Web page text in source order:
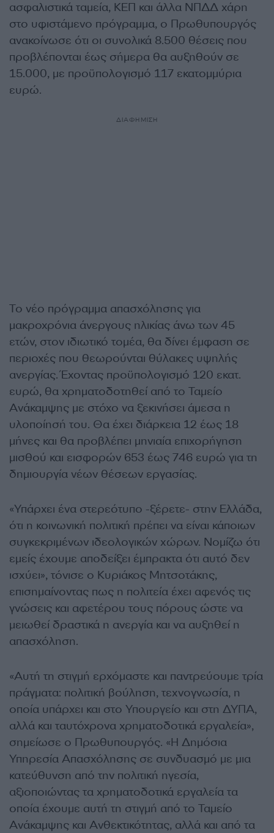
ασφαλιστικά ταμεία, ΚΕΠ και άλλα ΝΠΔΔ χάρη
στο υφιστάμενο πρόγραμμα, ο Πρωθυπουργός
ανακοίνωσε ότι οι συνολικά 8.500 θέσεις που
προβλέπονται έως σήμερα θα αυξηθούν σε
15.000, με προϋπολογισμό 117 εκατομμύρια
ευρώ.
ΔΙΑΦΗΜΙΣΗ
Το νέο πρόγραμμα απασχόλησης για
μακροχρόνια άνεργους ηλικίας άνω των 45
ετών, στον ιδιωτικό τομέα, θα δίνει έμφαση σε
περιοχές που θεωρούνται θύλακες υψηλής
ανεργίας. Έχοντας προϋπολογισμό 120 εκατ.
ευρώ, θα χρηματοδοτηθεί από το Ταμείο
Ανάκαμψης με στόχο να ξεκινήσει άμεσα η
υλοποίησή του. Θα έχει διάρκεια 12 έως 18
μήνες και θα προβλέπει μηνιαία επιχορήγηση
μισθού και εισφορών 653 έως 746 ευρώ για τη
δημιουργία νέων θέσεων εργασίας.
«Υπάρχει ένα στερεότυπο -ξέρετε- στην Ελλάδα,
ότι η κοινωνική πολιτική πρέπει να είναι κάποιων
συγκεκριμένων ιδεολογικών χώρων. Νομίζω ότι
εμείς έχουμε αποδείξει έμπρακτα ότι αυτό δεν
ισχύει», τόνισε ο Κυριάκος Μητσοτάκης,
επισημαίνοντας πως η πολιτεία έχει αφενός τις
γνώσεις και αφετέρου τους πόρους ώστε να
μειωθεί δραστικά η ανεργία και να αυξηθεί η
απασχόληση.
«Αυτή τη στιγμή ερχόμαστε και παντρεύουμε τρία
πράγματα: πολιτική βούληση, τεχνογνωσία, η
οποία υπάρχει και στο Υπουργείο και στη ΔΥΠΑ,
αλλά και ταυτόχρονα χρηματοδοτικά εργαλεία»,
σημείωσε ο Πρωθυπουργός. «Η Δημόσια
Υπηρεσία Απασχόλησης σε συνδυασμό με μια
κατεύθυνση από την πολιτική ηγεσία,
αξιοποιώντας τα χρηματοδοτικά εργαλεία τα
οποία έχουμε αυτή τη στιγμή από το Ταμείο
Ανάκαμψης και Ανθεκτικότητας, αλλά και από τα